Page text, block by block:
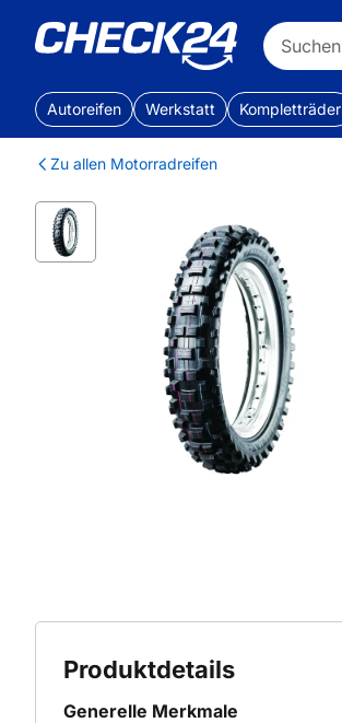
Autoreifen Werkstatt Kompletträder
Zu allen Motorradreifen
Produktdetails
Generelle Merkmale